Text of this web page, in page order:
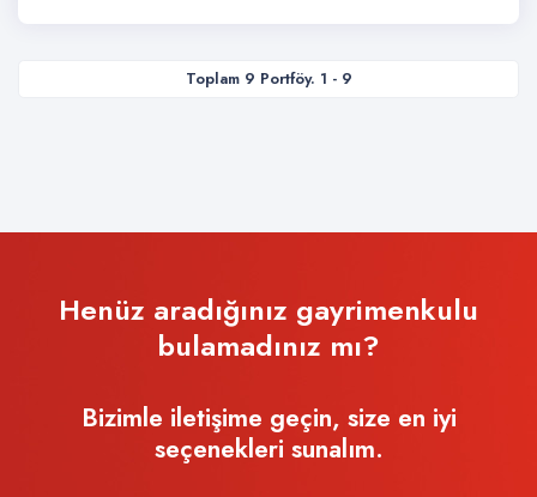
Toplam 9 Portföy. 1 - 9
Henüz aradığınız gayrimenkulu
bulamadınız mı?
Bizimle iletişime geçin, size en iyi
seçenekleri sunalım.